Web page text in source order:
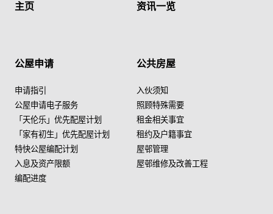
主页 资讯一览
公屋申请
申请指引
公屋申请电子服务
「天伦乐」优先配屋计划
「家有初生」优先配屋计划
特快公屋编配计划
入息及资产限额
编配进度
公共房屋
入伙须知
照顾特殊需要
租金相关事宜
租约及户籍事宜
屋邨管理
屋邨维修及改善工程